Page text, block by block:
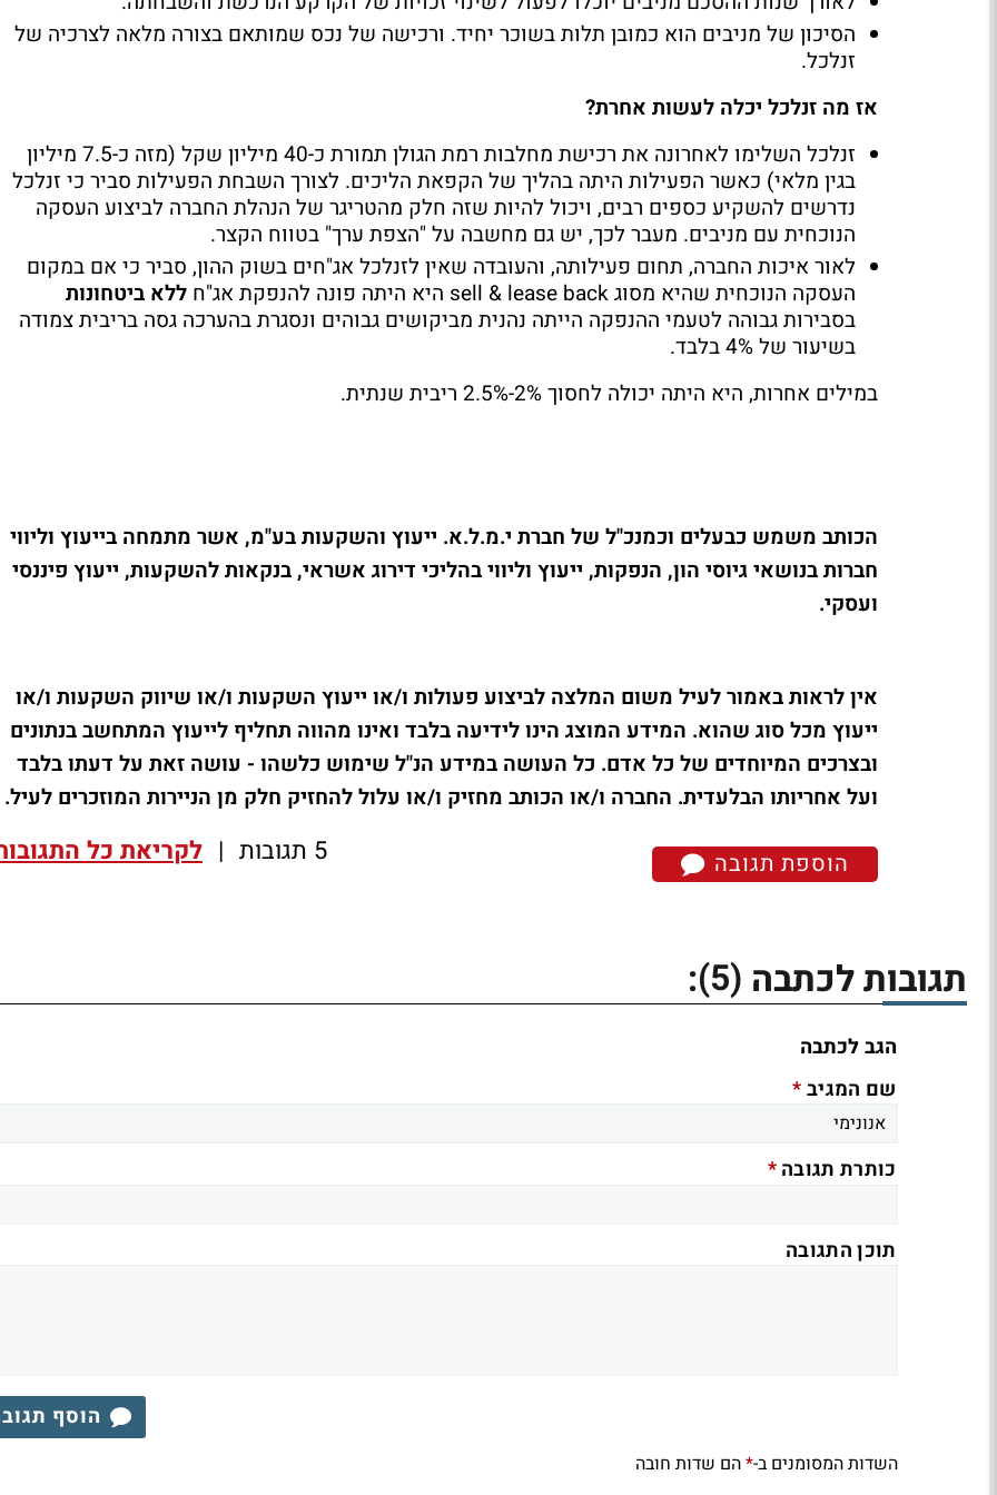
הסיכון של מניבים הוא כמובן תלות בשוכר יחיד. ורכישה של נכס שמותאם בצורה מלאה לצרכיה של
זנלכל.
אז מה זנלכל יכלה לעשות אחרת?
זנלכל השלימו לאחרונה את רכישת מחלבות רמת הגולן תמורת כ-40 מיליון שקל (מזה כ-7.5 מיליון
בגין מלאי) כאשר הפעילות היתה בהליך של הקפאת הליכים. לצורך השבחת הפעילות סביר כי זנלכל
נדרשים להשקיע כספים רבים, ויכול להיות שזה חלק מהטריגר של הנהלת החברה לביצוע העסקה
הנוכחית עם מניבים. מעבר לכך, יש גם מחשבה על "הצפת ערך" בטווח הקצר.
לאור איכות החברה, תחום פעילותה, והעובדה שאין לזנלכל אג"חים בשוק ההון, סביר כי אם במקום
העסקה הנוכחית שהיא מסוגsell & lease back היא היתה פונה להנפקת אג"ח ללא ביטחונות
בסבירות גבוהה לטעמי ההנפקה הייתה נהנית מביקושים גבוהים ונסגרת בהערכה גסה בריבית צמודה
בשיעור של 4% בלבד.
במילים אחרות, היא היתה יכולה לחסוך 2%-2.5% ריבית שנתית.
הכותב משמש כבעלים וכמנכ"ל של חברת י.מ.ל.א. ייעוץ והשקעות בע"מ, אשר מתמחה בייעוץ וליווי
חברות בנושאי גיוסי הון, הנפקות, ייעוץ וליווי בהליכי דירוג אשראי, בנקאות להשקעות, ייעוץ פיננסי
ועסקי.
אין לראות באמור לעיל משום המלצה לביצוע פעולות ו/או ייעוץ השקעות ו/או שיווק השקעות ו/או
ייעוץ מכל סוג שהוא. המידע המוצג הינו לידיעה בלבד ואינו מהווה תחליף לייעוץ המתחשב בנתונים
ובצרכים המיוחדים של כל אדם. כל העושה במידע הנ"ל שימוש כלשהו - עושה זאת על דעתו בלבד
ועל אחריותו הבלעדית. החברה ו/או הכותב מחזיק ו/או עלול להחזיק חלק מן הניירות המוזכרים לעיל.
הוספת תגובה 5 תגובות | לקריאת כל
תגובות לכתבה (5)
:
הגב לכתבה
שם המגיב*
כותרת תגובה*
תוכן התגובה
הוסף
השדות המסומנים ב-*הם שדות חובה